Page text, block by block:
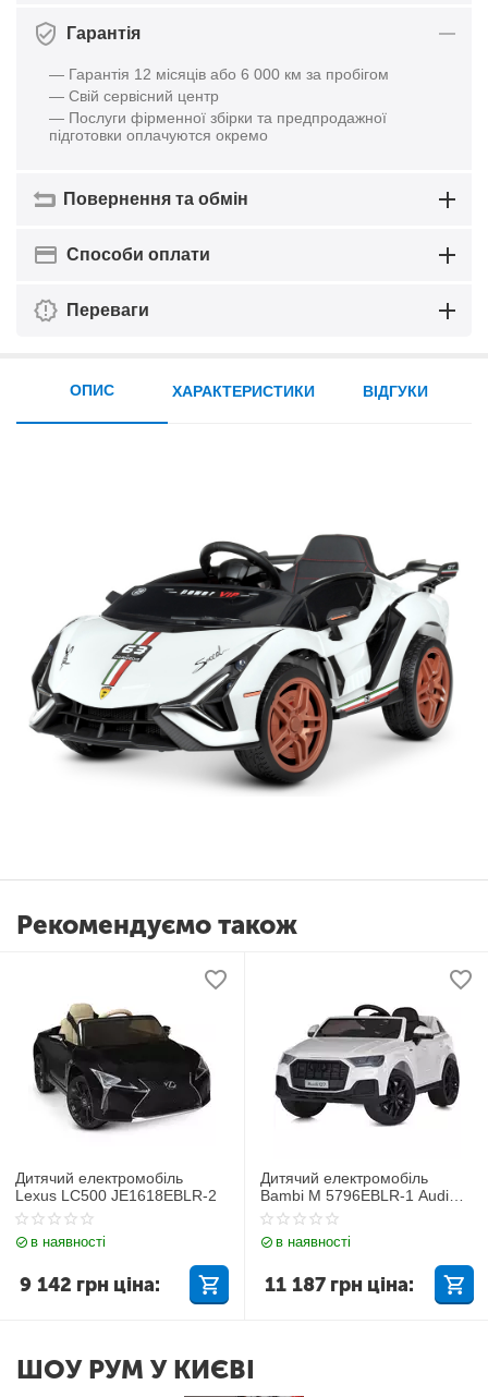
Гарантія
— Гарантія 12 місяців або 6 000 км за пробігом
— Свій сервісний центр
— Послуги фірменної збірки та предпродажної
підготовки оплачуются окремо
Повернення та обмін
Способи оплати
Переваги
ОПИС ХАРАКТЕРИСТИКИ ВІДГУКИ
Рекомендуємо також
Дитячий електромобіль
Lexus LC500 JE1618EBLR-2
в наявності
9 142 грн ціна:
Дитячий електромобіль
Bambi M 5796EBLR-1 Audi
Q7
в наявності
11 187 грн ціна:
ШОУ РУМ У КИЄВІ